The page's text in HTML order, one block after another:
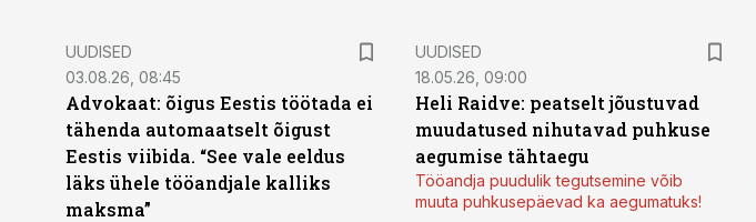
UUDISED
03.08.26, 08:45
Advokaat: õigus Eestis töötada ei
tähenda automaatselt õigust
Eestis viibida. “See vale eeldus
läks ühele tööandjale kalliks
maksma”
UUDISED
18.05.26, 09:00
Heli Raidve: peatselt jõustuvad
muudatused nihutavad puhkuse
aegumise tähtaegu
Tööandja puudulik tegutsemine võib
muuta puhkusepäevad ka aegumatuks!